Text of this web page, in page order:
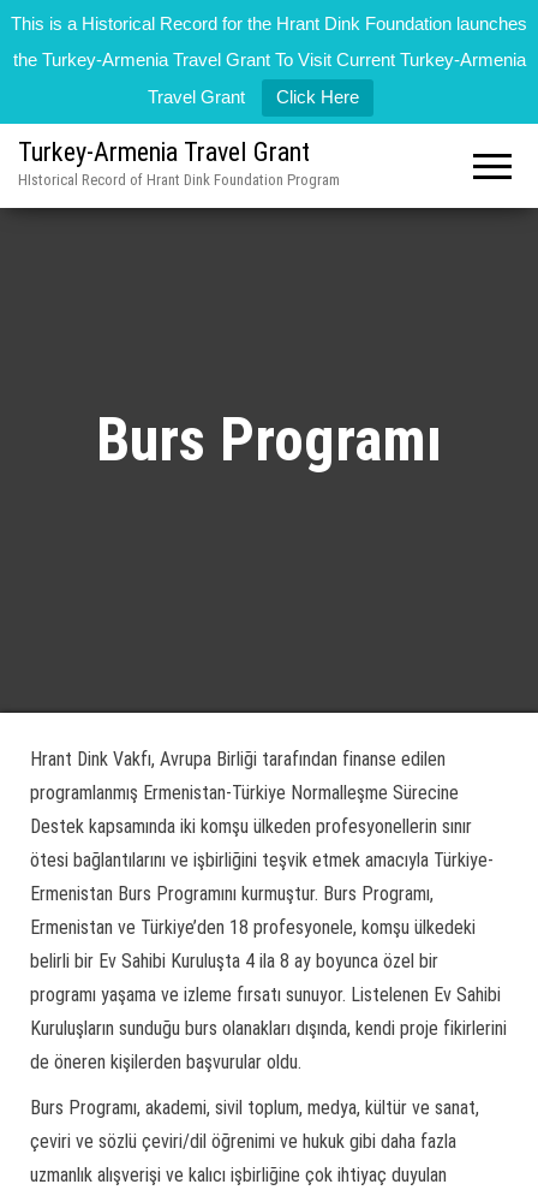
This is a Historical Record for the Hrant Dink Foundation launches
the Turkey-Armenia Travel Grant To Visit Current Turkey-Armenia
Travel Grant
Click Here
Turkey-Armenia Travel Grant
HIstorical Record of Hrant Dink Foundation Program
Burs Programı
Hrant Dink Vakfı, Avrupa Birliği tarafından finanse edilen
programlanmış Ermenistan-Türkiye Normalleşme Sürecine
Destek kapsamında iki komşu ülkeden profesyonellerin sınır
ötesi bağlantılarını ve işbirliğini teşvik etmek amacıyla Türkiye-
Ermenistan Burs Programını kurmuştur. Burs Programı,
Ermenistan ve Türkiye’den 18 profesyonele, komşu ülkedeki
belirli bir Ev Sahibi Kuruluşta 4 ila 8 ay boyunca özel bir
programı yaşama ve izleme fırsatı sunuyor. Listelenen Ev Sahibi
Kuruluşların sunduğu burs olanakları dışında, kendi proje fikirlerini
de öneren kişilerden başvurular oldu.
Burs Programı, akademi, sivil toplum, medya, kültür ve sanat,
çeviri ve sözlü çeviri/dil öğrenimi ve hukuk gibi daha fazla
uzmanlık alışverişi ve kalıcı işbirliğine çok ihtiyaç duyulan